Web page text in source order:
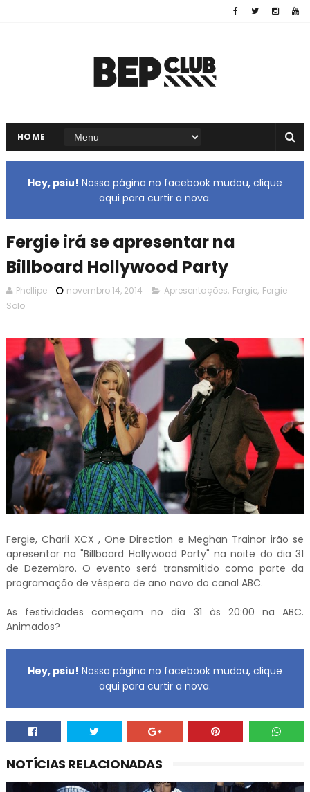
HOME
Hey, psiu! Nossa página no facebook mudou, clique
aqui para curtir a nova.
Fergie irá se apresentar na
Billboard Hollywood Party
Phellipe novembro 14, 2014 Apresentações, Fergie, Fergie
Solo
Fergie, Charli XCX , One Direction e Meghan Trainor irão se
apresentar na "Billboard Hollywood Party" na noite do dia 31
de Dezembro. O evento será transmitido como parte da
programação de véspera de ano novo do canal ABC.
As festividades começam no dia 31 às 20:00 na ABC.
Animados?
Hey, psiu! Nossa página no facebook mudou, clique
aqui para curtir a nova.
NOTÍCIAS RELACIONADAS